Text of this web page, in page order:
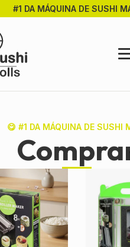
#1 DA MÁQUINA DE SUSHI
😋 #1 DA MÁQUINA DE SUSHI